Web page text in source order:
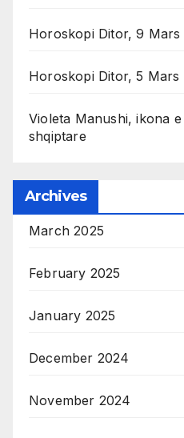
Horoskopi Ditor, 9 Mars
Horoskopi Ditor, 5 Mars
Violeta Manushi, ikona
shqiptare
Archives
March 2025
February 2025
January 2025
December 2024
November 2024